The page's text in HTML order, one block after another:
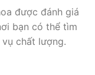
được đánh giá
bạn có thể tìm
chất lượng.